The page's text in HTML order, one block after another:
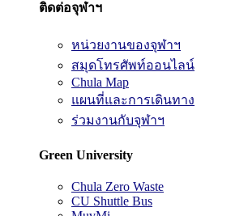
ติดต่อจุฬาฯ
หน่วยงานของจุฬาฯ
สมุดโทรศัพท์ออนไลน์
Chula Map
แผนที่และการเดินทาง
ร่วมงานกับจุฬาฯ
Green University
Chula Zero Waste
CU Shuttle Bus